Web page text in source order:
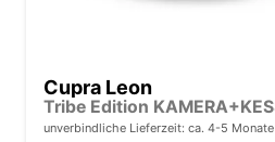
Cupra Leon
unverbindliche Lieferzeit: ca. 4-5 Monate